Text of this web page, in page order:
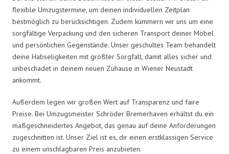
flexible Umzugstermine, um deinen individuellen Zeitplan
bestmöglich zu berücksichtigen. Zudem kümmern wir uns um eine
sorgfältige Verpackung und den sicheren Transport deiner Möbel
und persönlichen Gegenstände. Unser geschultes Team behandelt
deine Habseligkeiten mit größter Sorgfalt, damit alles sicher und
unbeschadet in deinem neuen Zuhause in Wiener Neustadt
ankommt.
Außerdem legen wir großen Wert auf Transparenz und faire
Preise. Bei Umzugsmeister Schröder Bremerhaven erhältst du ein
maßgeschneidertes Angebot, das genau auf deine Anforderungen
zugeschnitten ist. Unser Ziel ist es, dir einen erstklassigen Service
zu einem unschlagbaren Preis anzubieten.